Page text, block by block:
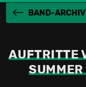
BAND-ARCHIV
AUFTRITTE